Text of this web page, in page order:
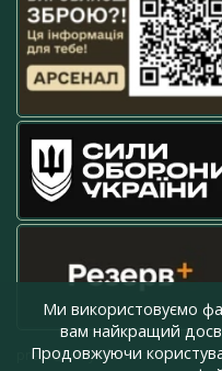
press@armyinform.com.ua
Ми використовуємо
вам найкращий
Продовжуючи